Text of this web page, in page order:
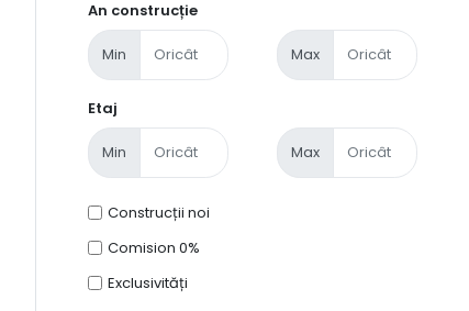
An construcție
Min Max
Etaj
Min Max
Construcții noi
Comision 0%
Exclusivități